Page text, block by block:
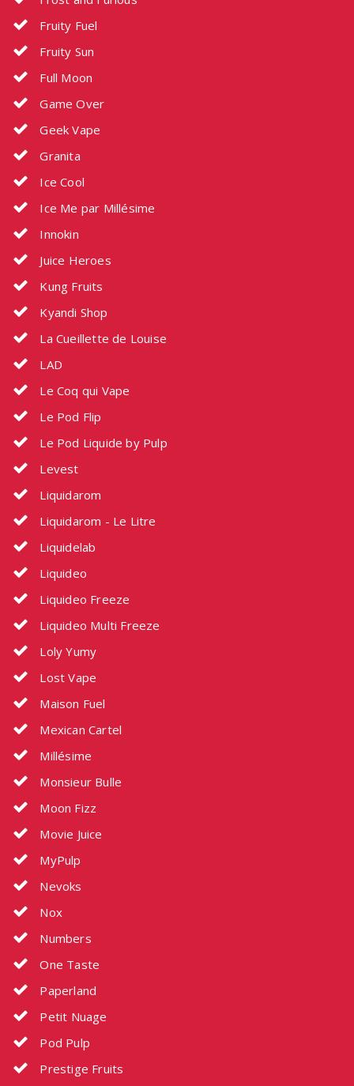
Fruity Fuel
Fruity Sun
Full Moon
Game Over
Geek Vape
Granita
Ice Cool
Ice Me par Millésime
Innokin
Juice Heroes
Kung Fruits
Kyandi Shop
La Cueillette de Louise
LAD
Le Coq qui Vape
Le Pod Flip
Le Pod Liquide by Pulp
Levest
Liquidarom
Liquidarom - Le Litre
Liquidelab
Liquideo
Liquideo Freeze
Liquideo Multi Freeze
Loly Yumy
Lost Vape
Maison Fuel
Mexican Cartel
Millésime
Monsieur Bulle
Moon Fizz
Movie Juice
MyPulp
Nevoks
Nox
Numbers
One Taste
Paperland
Petit Nuage
Pod Pulp
Prestige Fruits